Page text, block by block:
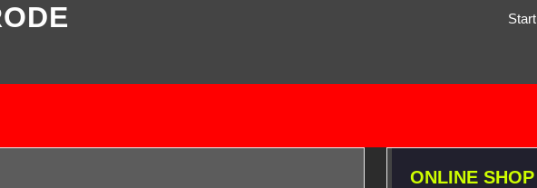
Start
ONLINE SHOP